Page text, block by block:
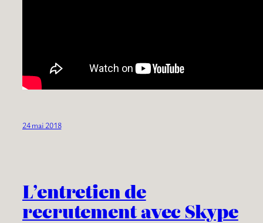
24 mai 2018
L’entretien de
recrutement avec Skype